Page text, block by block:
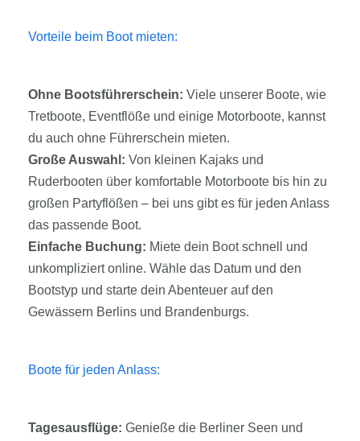
Vorteile beim Boot mieten:
Ohne Bootsführerschein: Viele unserer Boote, wie
Tretboote, Eventflöße und einige Motorboote, kannst
du auch ohne Führerschein mieten.
Große Auswahl: Von kleinen Kajaks und
Ruderbooten über komfortable Motorboote bis hin zu
großen Partyflößen – bei uns gibt es für jeden Anlass
das passende Boot.
Einfache Buchung: Miete dein Boot schnell und
unkompliziert online. Wähle das Datum und den
Bootstyp und starte dein Abenteuer auf den
Gewässern Berlins und Brandenburgs.
Boote für jeden Anlass:
Tagesausflüge: Genieße die Berliner Seen und